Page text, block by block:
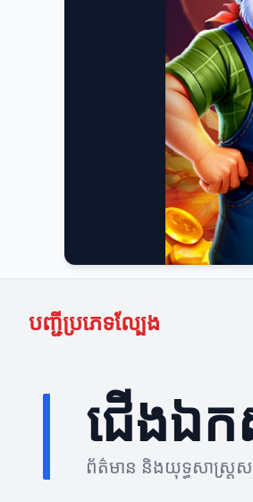
បញ្ជីប្រភេទល្បែង
ជើងឯក
ព័ត៌មាន និងយុទ្ធសាស្ត្រ